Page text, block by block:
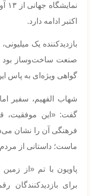
اکتبر ادامه دارد.
بازدیدکننده یک
صنعت ساخت‌وساز بود
گواهی ویژه‌ای به پاس
شهاب الفهیم، سفیر
گفت: «این موفقیت،
فرهنگی آن را نشان
ماست؛ داستانی از
برای